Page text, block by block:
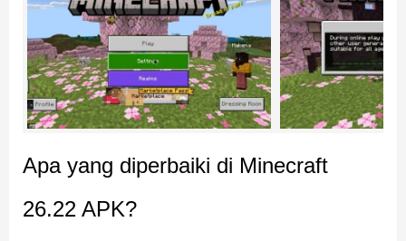
Kotak hitam yang muncul di layar saat Vibrant
Visuals diaktifkan di perangkat Android tertentu
(MCPE-238627) kini sudah diperbaiki di Minecraft
26.22.
dilaporkan sejak Vibrant Visuals hadir di mobile. Di
Apa yang diperbaiki di Minecraft
26.22 APK?